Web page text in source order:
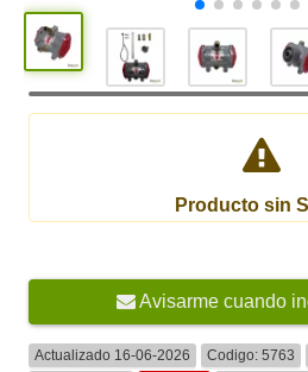
Producto sin
Avisarme cuando
Actualizado 16-06-2026 Codigo:5763